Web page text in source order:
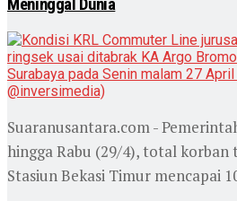
Meninggal Dunia
Suaranusantara.com -
hingga Rabu (29/4), total korban
Stasiun Bekasi Timur mencapai